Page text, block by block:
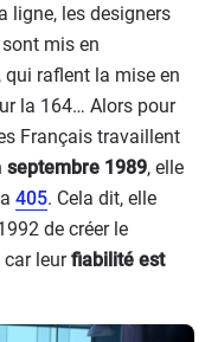
ligne, les designers
sont mis en
, qui raflent la mise en
la 164… Alors pour
Français travaillent
septembre 1989, elle
405. Cela dit, elle
de créer le
leurfiabilité est